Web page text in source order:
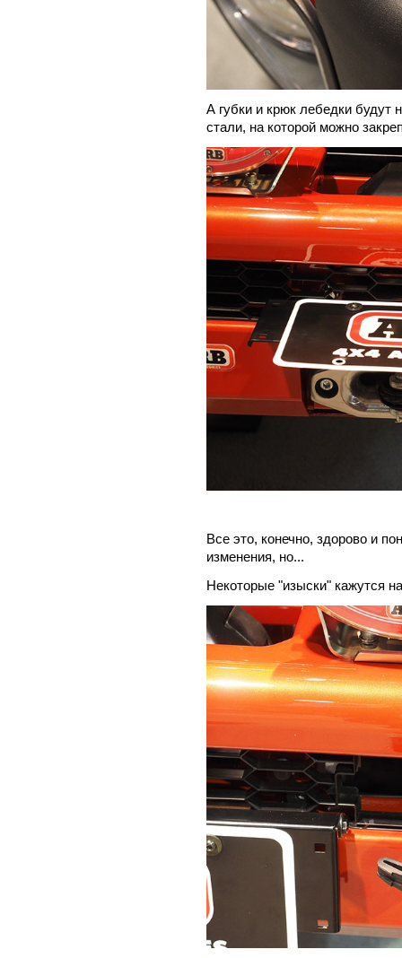
А губки и крюк лебедки будут
стали, на которой можно
Все это, конечно, здорово и
изменения, но...
Некоторые "изыски" кажутся